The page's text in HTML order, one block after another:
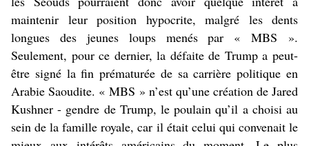
maintenir leur position hypocrite, malgré les dents
longues des jeunes loups menés par « MBS ».
Seulement, pour ce dernier, la défaite de Trump a peut-
être signé la fin prématurée de sa carrière politique en
Arabie Saoudite. « MBS » n’est qu’une création de Jared
Kushner - gendre de Trump, le poulain qu’il a choisi au
sein de la famille royale, car il était celui qui convenait le